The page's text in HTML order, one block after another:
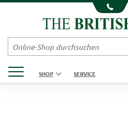
Kompletten Head der Seite überspringen
SHOP SERVICE